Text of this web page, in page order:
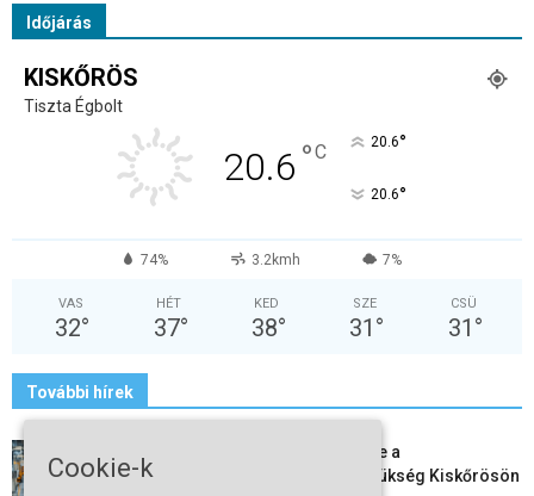
Időjárás
KISKŐRÖS
Tiszta Égbolt
20.6 °C 20.6°
20.6°
74% 3.2kmh 7%
VAS
32°
HÉT
37°
KED
38°
SZE
31 °
CSÜ
31 °
További hírek
Aktuális állásajánlatok: ezekre a
munkavállalókra van most szükség Kiskőrösön
Cookie-k